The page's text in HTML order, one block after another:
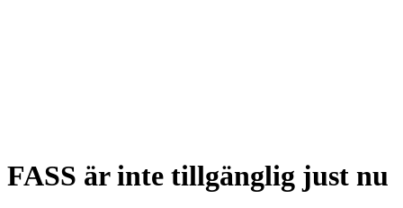
FASS är inte tillgänglig just nu